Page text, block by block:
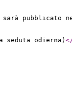
sarà pubblicato
odierna)